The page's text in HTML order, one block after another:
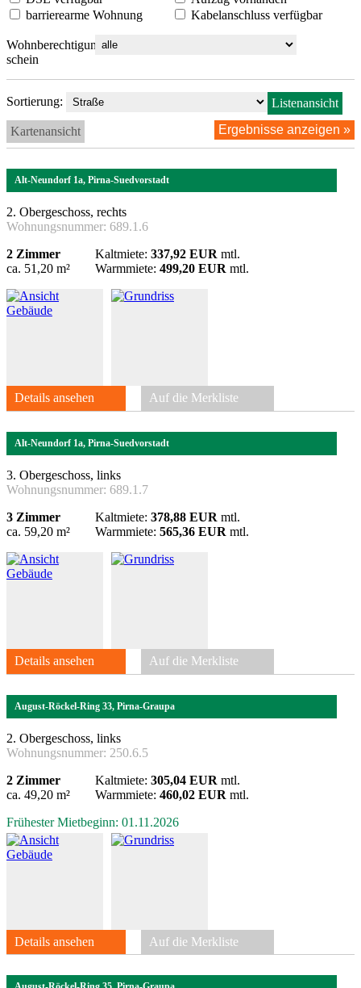
barrierearme Wohnung
Kabelanschluss verfügbar
Wohnberechtigungs-
schein
Sortierung: Listenansicht
Kartenansicht
Alt-Neundorf 1a, Pirna-Suedvorstadt
2. Obergeschoss, rechts
Wohnungsnummer: 689.1.6
2 Zimmer
ca. 51,20 m²
Kaltmiete: 337,92 EUR mtl.
Warmmiete: 499,20 EUR mtl.
Details ansehen Auf die Merkliste
Alt-Neundorf 1a, Pirna-Suedvorstadt
3. Obergeschoss, links
Wohnungsnummer: 689.1.7
3 Zimmer
ca. 59,20 m²
Kaltmiete: 378,88 EUR mtl.
Warmmiete: 565,36 EUR mtl.
Details ansehen Auf die Merkliste
August-Röckel-Ring 33, Pirna-Graupa
2. Obergeschoss, links
Wohnungsnummer: 250.6.5
2 Zimmer
ca. 49,20 m²
Kaltmiete: 305,04 EUR mtl.
Warmmiete: 460,02 EUR mtl.
Frühester Mietbeginn: 01.11.2026
Details ansehen Auf die Merkliste